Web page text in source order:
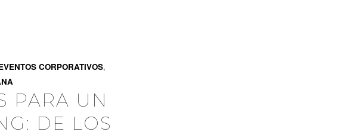
CORPORATIVOS,
PARA UN
DE LOS